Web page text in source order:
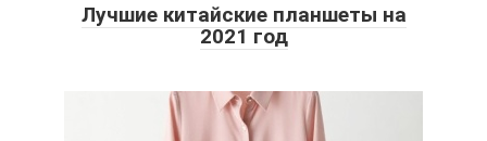
Лучшие китайские планшеты на
2021 год